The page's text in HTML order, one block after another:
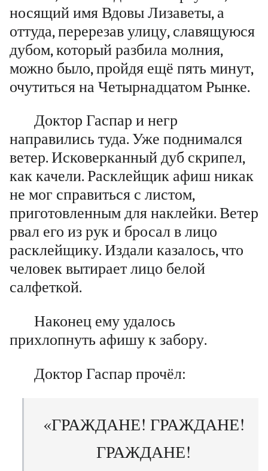
носящий имя Вдовы Лизаветы, а
оттуда, перерезав улицу, славящуюся
дубом, который разбила молния,
можно было, пройдя ещё пять минут,
очутиться на Четырнадцатом Рынке.
Доктор Гаспар и негр
направились туда. Уже поднимался
ветер. Исковерканный дуб скрипел,
как качели. Расклейщик афиш никак
не мог справиться с листом,
приготовленным для наклейки. Ветер
рвал его из рук и бросал в лицо
расклейщику. Издали казалось, что
человек вытирает лицо белой
салфеткой.
Наконец ему удалось
прихлопнуть афишу к забору.
Доктор Гаспар прочёл:
«ГРАЖДАНЕ! ГРАЖДАНЕ!
ГРАЖДАНЕ!